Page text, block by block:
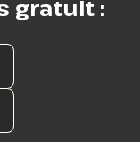
gratuit :